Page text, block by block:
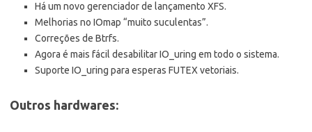
Há um novo gerenciador de lançamento XFS.
Melhorias no IOmap “muito suculentas”.
Correções de Btrfs.
Agora é mais fácil desabilitar IO_uring em todo o sistema.
Suporte IO_uring para esperas FUTEX vetoriais.
Outros hardwares: